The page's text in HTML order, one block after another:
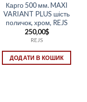
Карго 500 мм. MAXI
VARIANT PLUS шість
поличок, хром, REJS
250,00$
REJS
ДОДАТИ В КОШИК